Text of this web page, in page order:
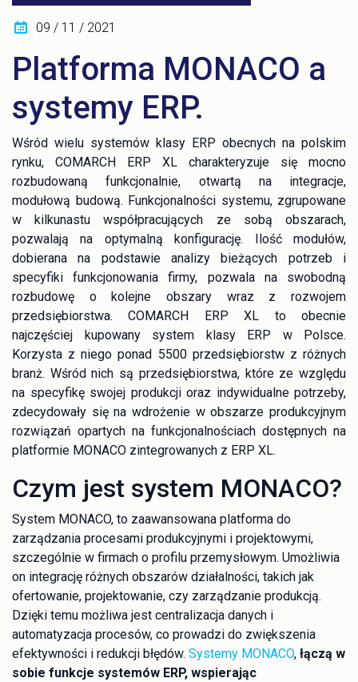
09 / 11 / 2021
Platforma MONACO a
systemy ERP.
Wśród wielu systemów klasy ERP obecnych na polskim
rynku, COMARCH ERP XL charakteryzuje się mocno
rozbudowaną funkcjonalnie, otwartą na integracje,
modułową budową. Funkcjonalności systemu, zgrupowane
w kilkunastu współpracujących ze sobą obszarach,
pozwalają na optymalną konfigurację. Ilość modułów,
dobierana na podstawie analizy bieżących potrzeb i
specyfiki funkcjonowania firmy, pozwala na swobodną
rozbudowę o kolejne obszary wraz z rozwojem
przedsiębiorstwa. COMARCH ERP XL to obecnie
najczęściej kupowany system klasy ERP w Polsce.
Korzysta z niego ponad 5500 przedsiębiorstw z różnych
branż. Wśród nich są przedsiębiorstwa, które ze względu
na specyfikę swojej produkcji oraz indywidualne potrzeby,
zdecydowały się na wdrożenie w obszarze produkcyjnym
rozwiązań opartych na funkcjonalnościach dostępnych na
platformie MONACO zintegrowanych z ERP XL.
Czym jest system MONACO?
System MONACO, to zaawansowana platforma do
zarządzania procesami produkcyjnymi i projektowymi,
szczególnie w firmach o profilu przemysłowym. Umożliwia
on integrację różnych obszarów działalności, takich jak
ofertowanie, projektowanie, czy zarządzanie produkcją.
Dzięki temu możliwa jest centralizacja danych i
automatyzacja procesów, co prowadzi do zwiększenia
efektywności i redukcji błędów. Systemy MONACO, łączą w
sobie funkcje systemów ERP, wspierając